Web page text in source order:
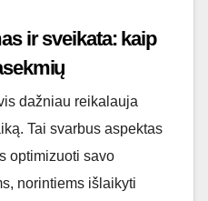
ir sveikata: kaip
dažniau reikalauja
Tai svarbus aspektas
optimizuoti savo
norintiems išlaikyti